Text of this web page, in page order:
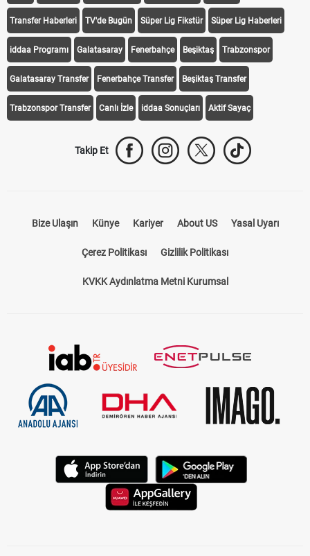
Transfer Haberleri TV'de Bugün Süper Lig Fikstür Süper Lig Haberleri
iddaa Programı Galatasaray Fenerbahçe Beşiktaş Trabzonspor
Galatasaray Transfer Fenerbahçe Transfer Beşiktaş Transfer
Trabzonspor Transfer Canlı İzle iddaa Sonuçları Aktif Sayaç
Takip Et
Bize Ulaşın Künye Kariyer About US Yasal Uyarı
Çerez Politikası Gizlilik Politikası
KVKK Aydınlatma Metni Kurumsal